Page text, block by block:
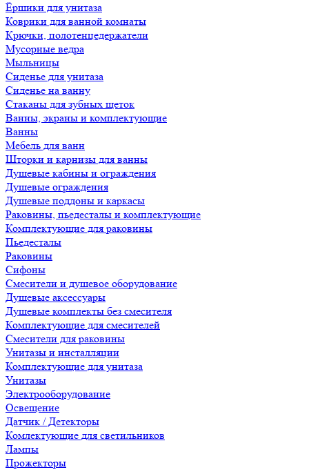
Ёршики для унитаза
Коврики для ванной комнаты
Крючки, полотенцедержатели
Мусорные ведра
Мыльницы
Сиденье для унитаза
Сиденье на ванну
Стаканы для зубных щеток
Ванны, экраны и комплектующие
Ванны
Мебель для ванн
Шторки и карнизы для ванны
Душевые кабины и ограждения
Душевые ограждения
Душевые поддоны и каркасы
Раковины, пьедесталы и комплектующие
Комплектующие для раковины
Пьедесталы
Раковины
Сифоны
Смесители и душевое оборудование
Душевые аксессуары
Душевые комплекты без смесителя
Комплектующие для смесителей
Смесители для раковины
Унитазы и инсталляции
Комплектующие для унитаза
Унитазы
Электрооборудование
Освещение
Датчик / Детекторы
Комлектующие для светильников
Лампы
Прожекторы